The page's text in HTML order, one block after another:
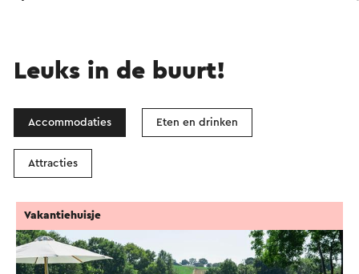
Leuks in de buurt!
Accommodaties Eten en drinken
Attracties
Vakantiehuisje